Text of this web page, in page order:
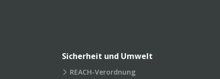
Sicherheit und Umwelt
REACH-Verordnung